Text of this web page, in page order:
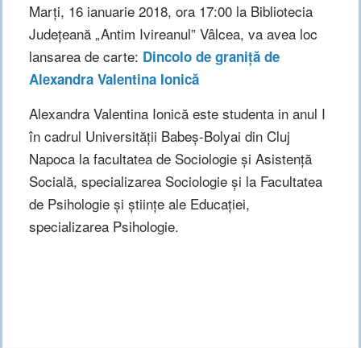
Marți, 16 ianuarie 2018, ora 17:00 la Bibliotecia
Judeţeană „Antim Ivireanul” Vâlcea, va avea loc
lansarea de carte: Dincolo de graniță de
Alexandra Valentina Ionică
Alexandra Valentina Ionică este studenta in anul I
în cadrul Universității Babeș-Bolyai din Cluj
Napoca la facultatea de Sociologie și Asistență
Socială, specializarea Sociologie și la Facultatea
de Psihologie și științe ale Educației,
specializarea Psihologie.